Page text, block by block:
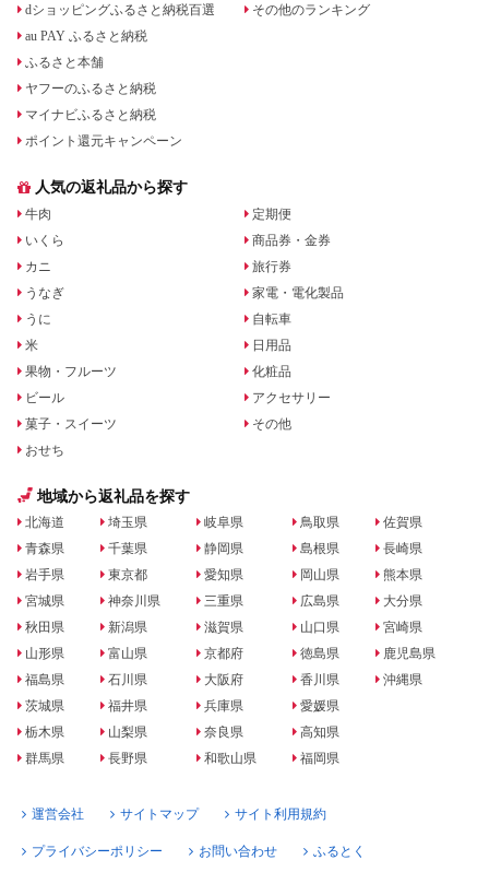
dショッピングふるさと納税百選
au PAY ふるさと納税
ふるさと本舗
ヤフーのふるさと納税
マイナビふるさと納税
ポイント還元キャンペーン
その他のランキング
人気の返礼品から探す
牛肉
いくら
カニ
うなぎ
うに
米
果物・フルーツ
ビール
菓子・スイーツ
おせち
定期便
商品券・金券
旅行券
家電・電化製品
自転車
日用品
化粧品
アクセサリー
その他
地域から返礼品を探す
北海道
青森県
岩手県
宮城県
秋田県
山形県
福島県
茨城県
栃木県
群馬県
埼玉県
千葉県
東京都
神奈川県
新潟県
富山県
石川県
福井県
山梨県
長野県
岐阜県
静岡県
愛知県
三重県
滋賀県
京都府
大阪府
兵庫県
奈良県
和歌山県
鳥取県
島根県
岡山県
広島県
山口県
徳島県
香川県
愛媛県
高知県
福岡県
佐賀県
長崎県
熊本県
大分県
宮崎県
鹿児島県
沖縄県
運営会社 サイトマップ サイト利用規約
プライバシーポリシー お問い合わせ ふるとく